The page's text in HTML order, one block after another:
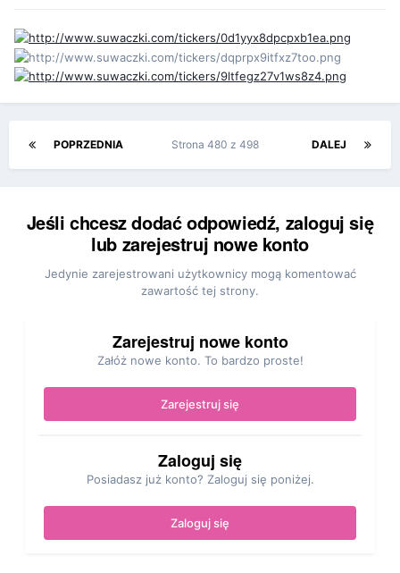
POPRZEDNIA DALEJ
Strona 480 z 498
Jeśli chcesz dodać odpowiedź, zaloguj się
lub zarejestruj nowe konto
Jedynie zarejestrowani użytkownicy mogą komentować
zawartość tej strony.
Zarejestruj nowe konto
Załóż nowe konto. To bardzo proste!
Zarejestruj się
Zaloguj się
Posiadasz już konto? Zaloguj się poniżej.
Zaloguj się